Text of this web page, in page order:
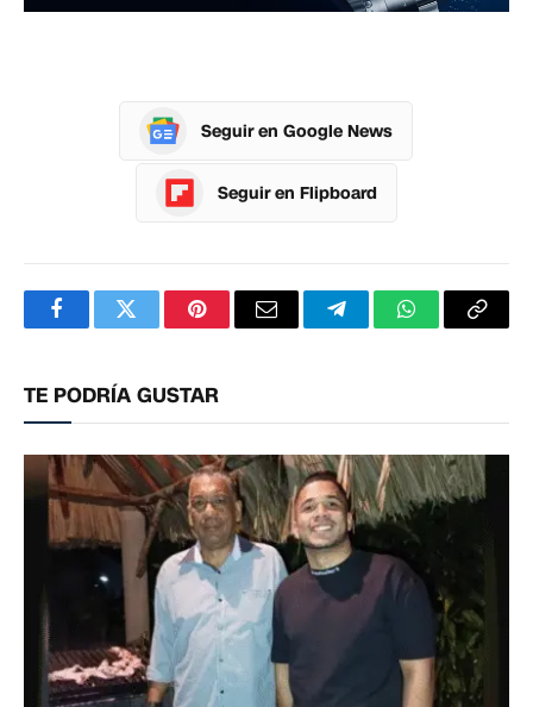
Seguir en Google News
Seguir en Flipboard
FacebookTwitterPinterestCorreoTelegramWhatsApp
TE PODRÍA GUSTAR